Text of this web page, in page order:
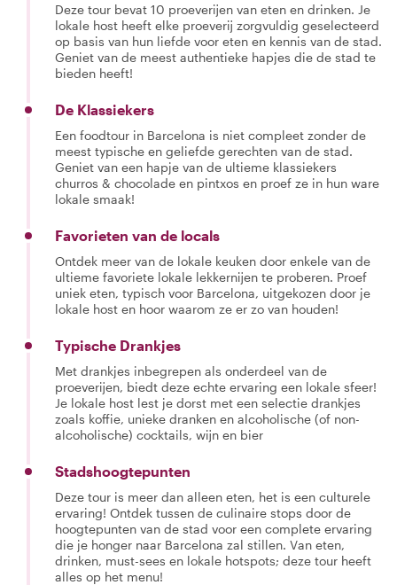
Deze tour bevat 10 proeverijen van eten en drinken. Je
lokale host heeft elke proeverij zorgvuldig geselecteerd
op basis van hun liefde voor eten en kennis van de stad.
Geniet van de meest authentieke hapjes die de stad te
bieden heeft!
De Klassiekers
Een foodtour in Barcelona is niet compleet zonder de
meest typische en geliefde gerechten van de stad.
Geniet van een hapje van de ultieme klassiekers
churros & chocolade en pintxos en proef ze in hun ware
lokale smaak!
Favorieten van de locals
Ontdek meer van de lokale keuken door enkele van de
ultieme favoriete lokale lekkernijen te proberen. Proef
uniek eten, typisch voor Barcelona, uitgekozen door je
lokale host en hoor waarom ze er zo van houden!
Typische Drankjes
Met drankjes inbegrepen als onderdeel van de
proeverijen, biedt deze echte ervaring een lokale sfeer!
Je lokale host lest je dorst met een selectie drankjes
zoals koffie, unieke dranken en alcoholische (of non-
alcoholische) cocktails, wijn en bier
Stadshoogtepunten
Deze tour is meer dan alleen eten, het is een culturele
ervaring! Ontdek tussen de culinaire stops door de
hoogtepunten van de stad voor een complete ervaring
die je honger naar Barcelona zal stillen. Van eten,
drinken, must-sees en lokale hotspots; deze tour heeft
alles op het menu!